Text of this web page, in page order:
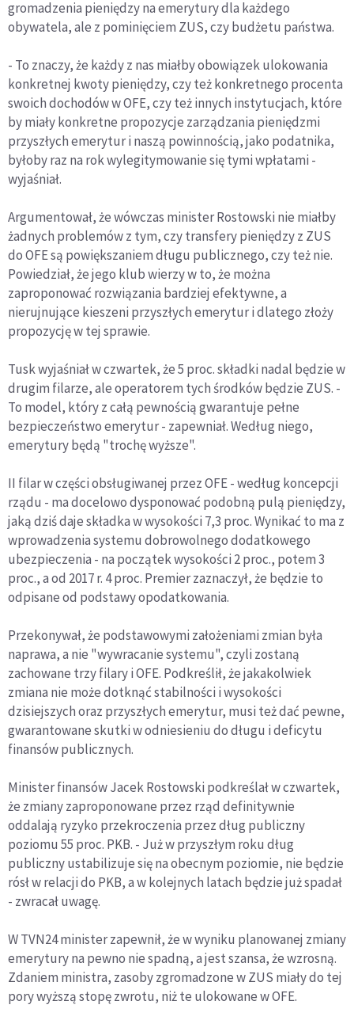
gromadzenia pieniędzy na emerytury dla każdego
obywatela, ale z pominięciem ZUS, czy budżetu państwa.
- To znaczy, że każdy z nas miałby obowiązek ulokowania
konkretnej kwoty pieniędzy, czy też konkretnego procenta
swoich dochodów w OFE, czy też innych instytucjach, które
by miały konkretne propozycje zarządzania pieniędzmi
przyszłych emerytur i naszą powinnością, jako podatnika,
byłoby raz na rok wylegitymowanie się tymi wpłatami -
wyjaśniał.
Argumentował, że wówczas minister Rostowski nie miałby
żadnych problemów z tym, czy transfery pieniędzy z ZUS
do OFE są powiększaniem długu publicznego, czy też nie.
Powiedział, że jego klub wierzy w to, że można
zaproponować rozwiązania bardziej efektywne, a
nierujnujące kieszeni przyszłych emerytur i dlatego złoży
propozycję w tej sprawie.
Tusk wyjaśniał w czwartek, że 5 proc. składki nadal będzie w
drugim filarze, ale operatorem tych środków będzie ZUS. -
To model, który z całą pewnością gwarantuje pełne
bezpieczeństwo emerytur - zapewniał. Według niego,
emerytury będą "trochę wyższe".
II filar w części obsługiwanej przez OFE - według koncepcji
rządu - ma docelowo dysponować podobną pulą pieniędzy,
jaką dziś daje składka w wysokości 7,3 proc. Wynikać to ma z
wprowadzenia systemu dobrowolnego dodatkowego
ubezpieczenia - na początek wysokości 2 proc., potem 3
proc., a od 2017 r. 4 proc. Premier zaznaczył, że będzie to
odpisane od podstawy opodatkowania.
Przekonywał, że podstawowymi założeniami zmian była
naprawa, a nie "wywracanie systemu", czyli zostaną
zachowane trzy filary i OFE. Podkreślił, że jakakolwiek
zmiana nie może dotknąć stabilności i wysokości
dzisiejszych oraz przyszłych emerytur, musi też dać pewne,
gwarantowane skutki w odniesieniu do długu i deficytu
finansów publicznych.
Minister finansów Jacek Rostowski podkreślał w czwartek,
że zmiany zaproponowane przez rząd definitywnie
oddalają ryzyko przekroczenia przez dług publiczny
poziomu 55 proc. PKB. - Już w przyszłym roku dług
publiczny ustabilizuje się na obecnym poziomie, nie będzie
rósł w relacji do PKB, a w kolejnych latach będzie już spadał
- zwracał uwagę.
W TVN24 minister zapewnił, że w wyniku planowanej zmiany
emerytury na pewno nie spadną, a jest szansa, że wzrosną.
Zdaniem ministra, zasoby zgromadzone w ZUS miały do tej
pory wyższą stopę zwrotu, niż te ulokowane w OFE.